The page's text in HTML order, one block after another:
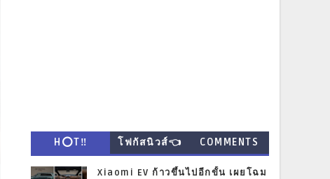
H⭕T‼ โฟกัสนิวส์👈 COMMENTS
Xiaomi EV ก้าวขึ้นไปอีกขั้น เผยโฉม